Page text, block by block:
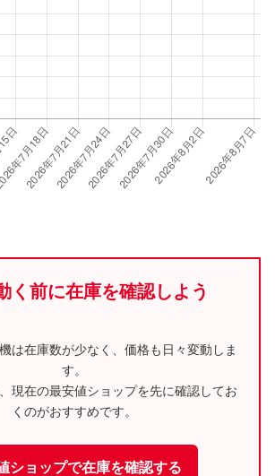
く前に在庫を確認しよう
は在庫数が少なく、価格も日々変動しま
す。
現在の最安値ショップを先に確認してお
くのがおすすめです。
ショップで在庫を確認する